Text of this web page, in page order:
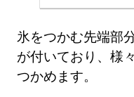
氷をつかむ先端部
が付いており、様
つかめます。